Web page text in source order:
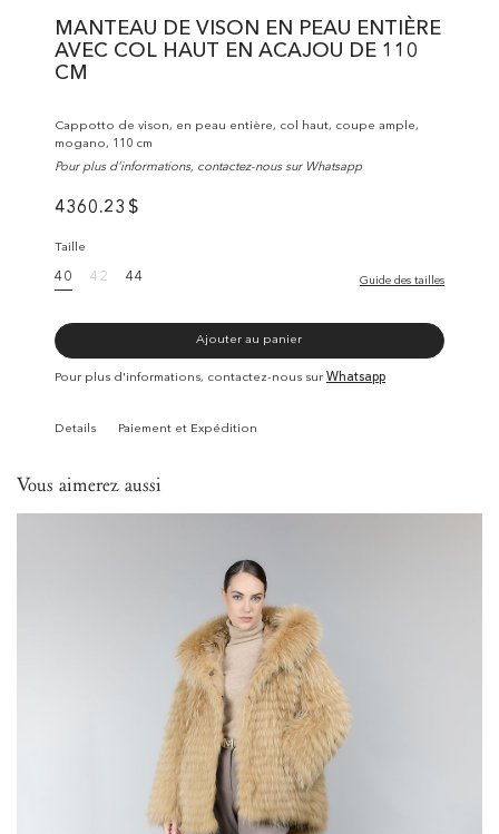
MANTEAU DE VISON EN PEAU ENTIÈRE
AVEC COL HAUT EN ACAJOU DE 110
CM
Cappotto de vison, en peau entière, col haut, coupe ample,
mogano, 110 cm
Pour plus d'informations, contactez-nous sur Whatsapp
4360.23 $
Taille
40 42 44 Guide des tailles
Ajouter au panier
Pour plus d'informations, contactez-nous sur Whatsapp
Details Paiement et Expédition
Vous aimerez aussi